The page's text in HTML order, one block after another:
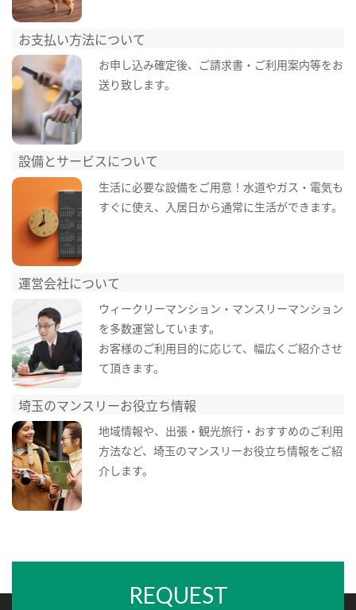
お支払い方法について
お申し込み確定後、ご請求書・ご利用案内等をお
送り致します。
設備とサービスについて
生活に必要な設備をご用意！水道やガス・電気も
すぐに使え、入居日から通常に生活ができます。
運営会社について
ウィークリーマンション・マンスリーマンション
を多数運営しています。
お客様のご利用目的に応じて、幅広くご紹介させ
て頂きます。
埼玉のマンスリーお役立ち情報
地域情報や、出張・観光旅行・おすすめのご利用
方法など、埼玉のマンスリーお役立ち情報をご紹
介します。
REQUEST